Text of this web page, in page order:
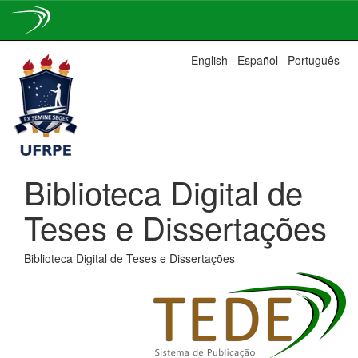
navigation
English Español Português
Biblioteca Digital de
Teses e Dissertações
Biblioteca Digital de Teses e Dissertações